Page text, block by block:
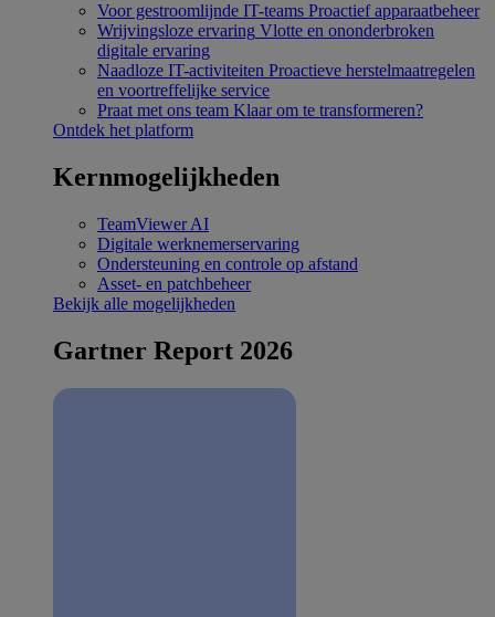
Voor gestroomlijnde IT-teams Proactief apparaatbeheer
Wrijvingsloze ervaring Vlotte en ononderbroken
digitale ervaring
Naadloze IT-activiteiten Proactieve herstelmaatregelen
en voortreffelijke service
Praat met ons team Klaar om te transformeren?
Ontdek het platform
Kernmogelijkheden
TeamViewer AI
Digitale werknemerservaring
Ondersteuning en controle op afstand
Asset- en patchbeheer
Bekijk alle mogelijkheden
Gartner Report 2026